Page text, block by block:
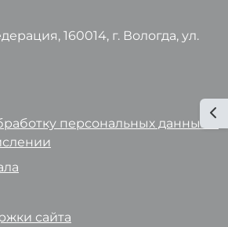
160014, г. Вологда, ул.
персональных данных и
сайта